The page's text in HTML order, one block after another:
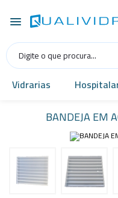
Vidrarias
BANDEJA EM